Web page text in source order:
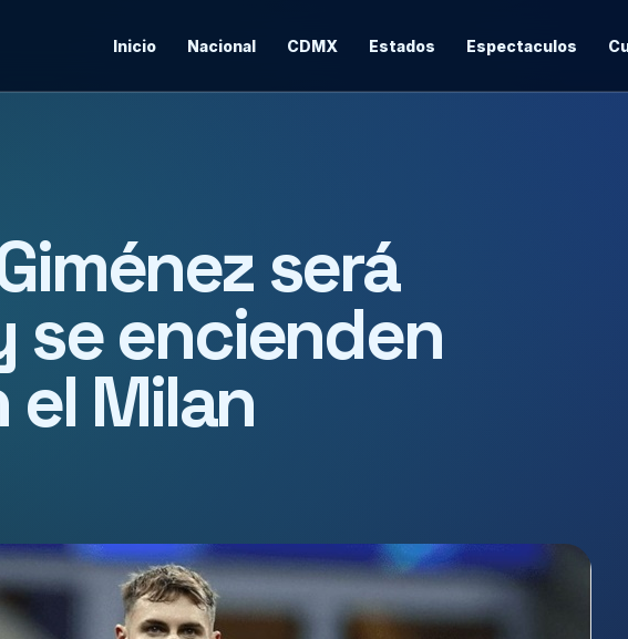
Inicio Nacional CDMX Estados Espectaculos
será
se encienden
Milan